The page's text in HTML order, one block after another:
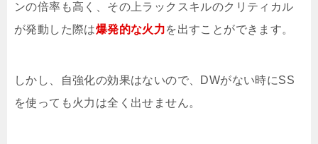
ンの倍率も高く、その上ラックスキルのクリティカル
が発動した際は爆発的な火力を出すことができます。
しかし、自強化の効果はないので、DWがない時にSS
を使っても火力は全く出せません。